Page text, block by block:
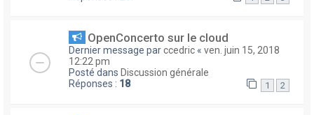
OpenConcerto sur le cloud
Dernier message parccedric « ven. juin 15, 2018
12:22 pm
Posté dans Discussion générale
Réponses : 18 1 2